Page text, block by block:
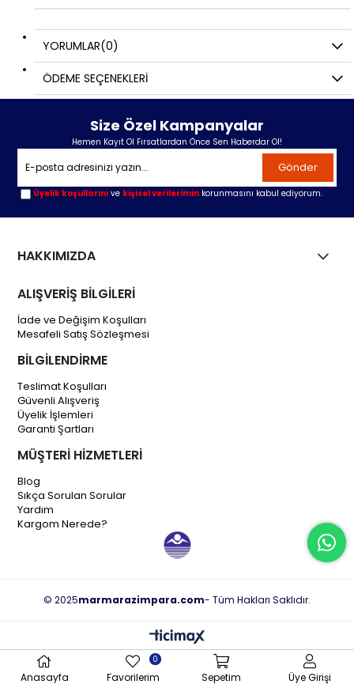
YORUMLAR(0)
ÖDEME SEÇENEKLERI
Size Özel Kampanyalar
Hemen Kayıt Ol Fırsatlardan Önce Sen Haberdar Ol!
Gönder
Üyelik koşullarını ve kişisel verilerimin korunmasını kabul ediyorum.
HAKKIMIZDA
ALIŞVERİŞ BİLGİLERİ
İade ve Değişim Koşulları
Mesafeli Satış Sözleşmesi
BİLGİLENDİRME
Teslimat Koşulları
Güvenli Alışveriş
Üyelik İşlemleri
Garanti Şartları
MÜŞTERİ HİZMETLERİ
Blog
Sıkça Sorulan Sorular
Yardım
Kargom Nerede?
© 2025marmarazimpara.com- Tüm Hakları Saklıdır.
Anasayfa Favorilerim
0
Sepetim Üye Girişi